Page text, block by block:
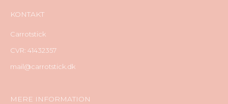
KONTAKT
Carrotstick
CVR: 41432357
mail@carrotstick.dk
MERE INFORMATION